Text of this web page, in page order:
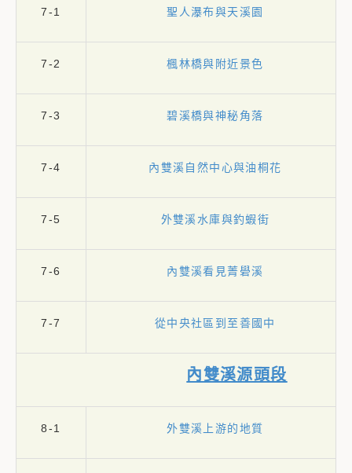
7-1 聖人瀑布與天溪園
7-2 楓林橋與附近景色
7-3 碧溪橋與神秘角落
7-4 內雙溪自然中心與油桐花
7-5 外雙溪水庫與釣蝦街
7-6 內雙溪看見菁礐溪
7-7 從中央社區到至善國中
內雙溪源頭段
8-1 外雙溪上游的地質